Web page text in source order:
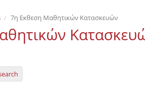
7η Εκθεση Μαθητικών Κατασκευών